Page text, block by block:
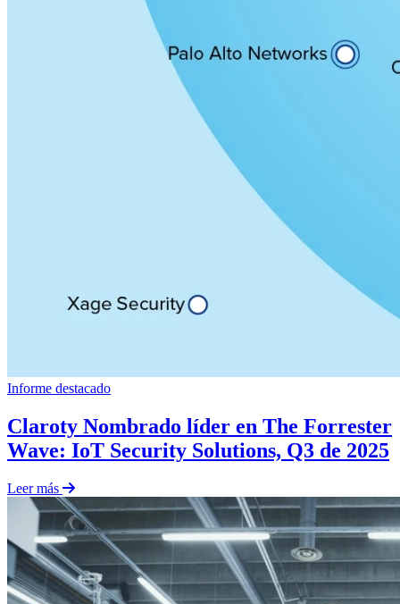
Informe destacado
Claroty Nombrado líder en The Forrester
Wave: IoT Security Solutions, Q3 de 2025
Leer más